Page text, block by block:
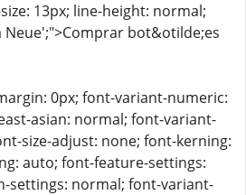
13px; line-height: normal;
bot&otilde;es
0px; font-variant-numeric:
asian: normal; font-variant-
size-adjust: none; font-kerning:
auto; font-feature-settings:
settings: normal; font-variant-